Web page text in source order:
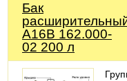
Бак
А16В 162.000-
02 200 л